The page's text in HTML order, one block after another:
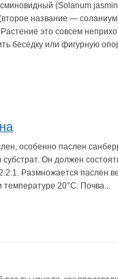
(Solanum
(второе название —
это совсем
беседку или фигурную
особенно паслен
Он должен
Размножается паслен
температуре 20°С. Почва...